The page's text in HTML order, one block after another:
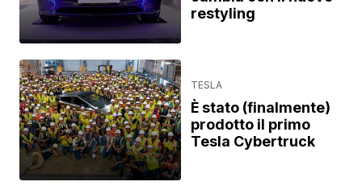
restyling
TESLA
È stato (finalmente)
prodotto il primo
Tesla Cybertruck